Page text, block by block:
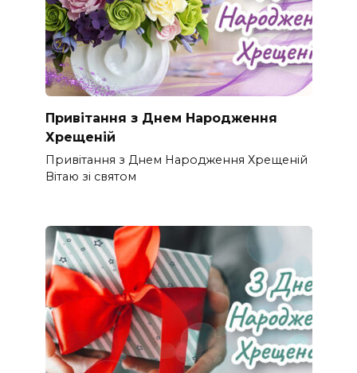
Привітання з Днем Народження
Хрещеній
Привітання з Днем Народження Хрещеній
Вітаю зі святом